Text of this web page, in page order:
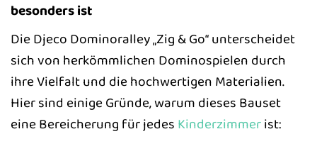
besonders ist
Die Djeco Dominoralley „Zig & Go“ unterscheidet
sich von herkömmlichen Dominospielen durch
ihre Vielfalt und die hochwertigen Materialien.
Hier sind einige Gründe, warum dieses Bauset
eine Bereicherung für jedes Kinderzimmerist: